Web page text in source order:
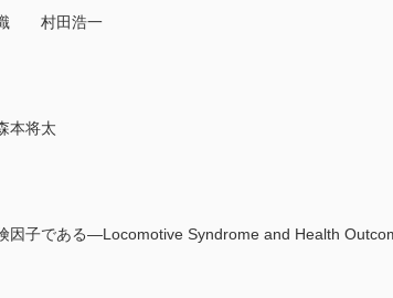
識 村田浩一
本将太
因子である—Locomotive Syndrome and Health